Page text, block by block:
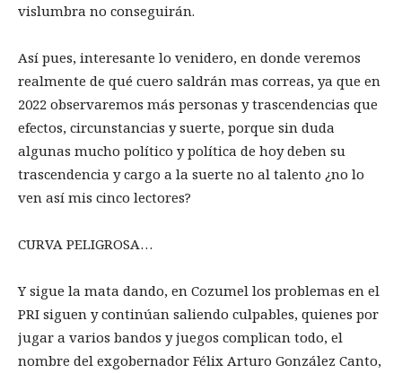
vislumbra no conseguirán.
Así pues, interesante lo venidero, en donde veremos
realmente de qué cuero saldrán mas correas, ya que en
2022 observaremos más personas y trascendencias que
efectos, circunstancias y suerte, porque sin duda
algunas mucho político y política de hoy deben su
trascendencia y cargo a la suerte no al talento ¿no lo
ven así mis cinco lectores?
CURVA PELIGROSA…
Y sigue la mata dando, en Cozumel los problemas en el
PRI siguen y continúan saliendo culpables, quienes por
jugar a varios bandos y juegos complican todo, el
nombre del exgobernador Félix Arturo González Canto,